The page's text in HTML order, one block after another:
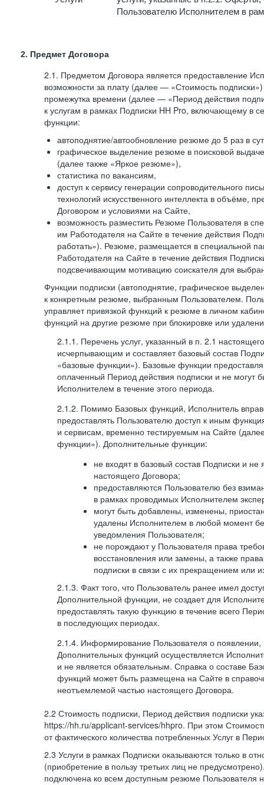
Пользователю Исполнителем в
2. Предмет Договора
2.1. Предметом Договора является предоставление
возможности за плату (далее — «Стоимость
промежутка времени (далее — «Период действия
к услугам в рамках Подписки HH Pro, включающему в
функции:
автоподнятие/автообновление резюме до 5 раз в
графическое выделение резюме в поисковой
(далее также «Яркое резюме»),
статистика по вакансиям,
доступ к сервису генерации сопроводительного
технологий искусственного интеллекта в объёме,
Договором и условиями на Сайте,
возможность разместить Резюме Пользователя в
им Работодателя на Сайте в течение действия
работать»). Резюме, размещается в специальной
Работодателя на Сайте в течение действия
подсвечивающим мотивацию соискателя для
Функции подписки (автоподнятие, графическое
к конкретным резюме, выбранным Пользователем.
управляет привязкой функций к резюме в личном
функций на другие резюме при блокировке или
2.1.1. Перечень услуг, указанный в п. 2.1
исчерпывающим и составляет базовый состав
«базовые функции»). Базовые функции
оплаченный Период действия подписки и не могут
Исполнителем в течение этого периода.
2.1.2. Помимо Базовых функций, Исполнитель
предоставлять Пользователю доступ к иным
и сервисам, временно тестируемым на Сайте
функции»). Дополнительные функции:
не входят в базовый состав Подписки и
настоящего Договора;
предоставляются Пользователю без
в рамках проводимых Исполнителем
могут быть добавлены, изменены,
удалены Исполнителем в любой момент
уведомления Пользователя;
не порождают у Пользователя права
восстановления или замены, а также
подписки в связи с их прекращением или
2.1.3. Факт того, что Пользователь ранее имел
Дополнительной функции, не создает для
предоставлять такую функцию в течение всего
в последующих периодах.
2.1.4. Информирование Пользователя о
Дополнительных функций осуществляется
и не является обязательным. Справка о составе
функций может быть размещена на Сайте в
неотъемлемой частью настоящего Договора.
2.2 Стоимость подписки, Период действия подписки
https://hh.ru/applicant-services/hhpro. При этом
от фактического количества потребленных Услуг в
2.3 Услуги в рамках Подписки оказываются только в
(приобретение в пользу третьих лиц не
подключена ко всем доступным резюме Пользователя